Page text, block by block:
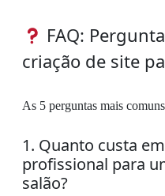
FAQ:
criação de site
As 5 perguntas mais
1. Quanto custa
profissional para
salão?